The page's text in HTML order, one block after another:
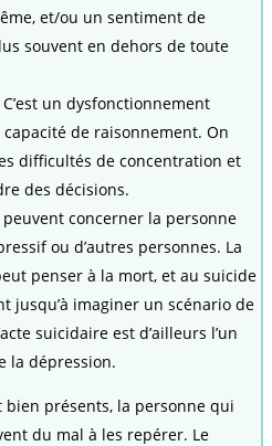
et/ou un sentiment de
souvent en dehors de toute
un dysfonctionnement
de raisonnement. On
difficultés de concentration et
des décisions.
peuvent concerner la personne
ou d’autres personnes. La
penser à la mort, et au suicide
jusqu’à imaginer un scénario de
suicidaire est d’ailleurs l’un
la dépression.
bien présents, la personne qui
du mal à les repérer. Le